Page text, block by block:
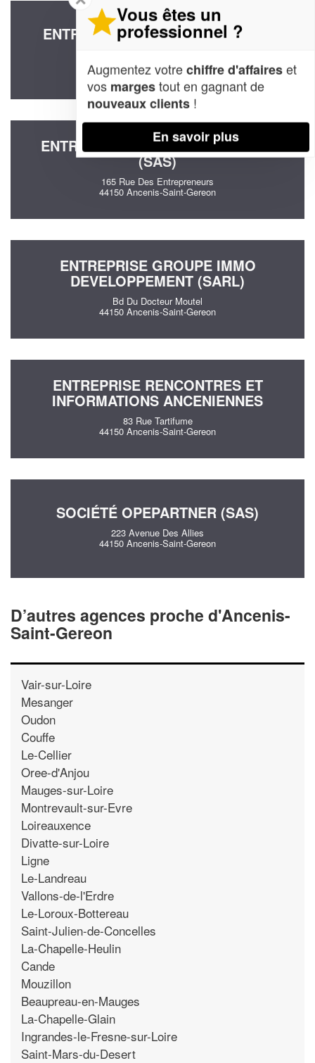
ENTREPRISE ARTIGOLLE SOPHIE
44150 Ancenis-Saint-Gereon
ENTREPRISE LS COMMUNICATION
(SAS)
165 Rue Des Entrepreneurs
44150 Ancenis-Saint-Gereon
ENTREPRISE GROUPE IMMO
DEVELOPPEMENT (SARL)
Bd Du Docteur Moutel
44150 Ancenis-Saint-Gereon
ENTREPRISE RENCONTRES ET
INFORMATIONS ANCENIENNES
83 Rue Tartifume
44150 Ancenis-Saint-Gereon
SOCIÉTÉ OPEPARTNER (SAS)
223 Avenue Des Allies
44150 Ancenis-Saint-Gereon
D’autres agences proche d'Ancenis-
Saint-Gereon
Vair-sur-Loire
Mesanger
Oudon
Couffe
Le-Cellier
Oree-d'Anjou
Mauges-sur-Loire
Montrevault-sur-Evre
Loireauxence
Divatte-sur-Loire
Ligne
Le-Landreau
Vallons-de-l'Erdre
Le-Loroux-Bottereau
Saint-Julien-de-Concelles
La-Chapelle-Heulin
Cande
Mouzillon
Beaupreau-en-Mauges
La-Chapelle-Glain
Ingrandes-le-Fresne-sur-Loire
Saint-Mars-du-Desert
Vous êtes un
professionnel ?
Augmentez votrechiffre d'affaireset
vos margestout en gagnant de
nouveaux clients !
En savoir plus